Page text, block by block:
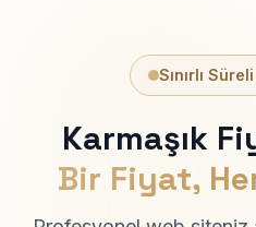
Sınırlı
Karmaşık
Bir Fiyat,